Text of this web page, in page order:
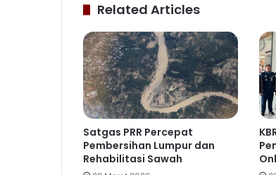
Related Articles
Satgas PRR Percepat
Pembersihan Lumpur dan
Rehabilitasi Sawah